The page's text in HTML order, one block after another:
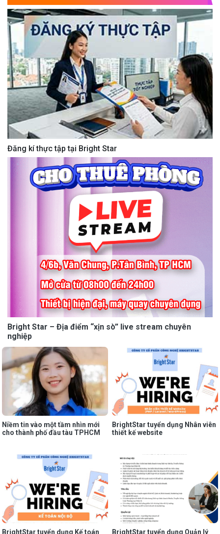
Đăng kí thực tập tại Bright Star
Bright Star – Địa điểm “xịn sò” live stream chuyên
nghiệp
Niềm tin vào một tầm nhìn mới
cho thành phố đầu tàu TPHCM
BrightStar tuyển dụng Nhân viên
thiết kế website
BrightStar tuyển dụng Kế toán BrightStar tuyển dụng Quản lý